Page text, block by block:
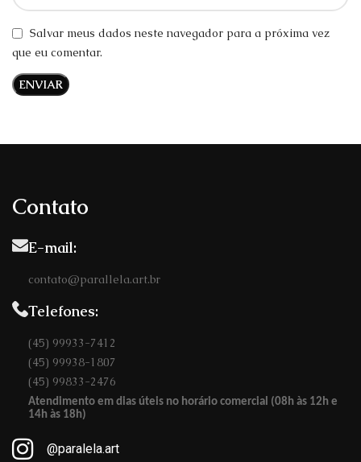
Salvar meus dados neste navegador para a próxima vez
que eu comentar.
Contato
E-mail:
contato@parallela.art.br
Telefones:
(45) 99933-7412
(45) 99938-1807
(45) 99833-2476
Atendimento em dias úteis no horário comercial (08h às 12h e
14h às 18h)
@paralela.art